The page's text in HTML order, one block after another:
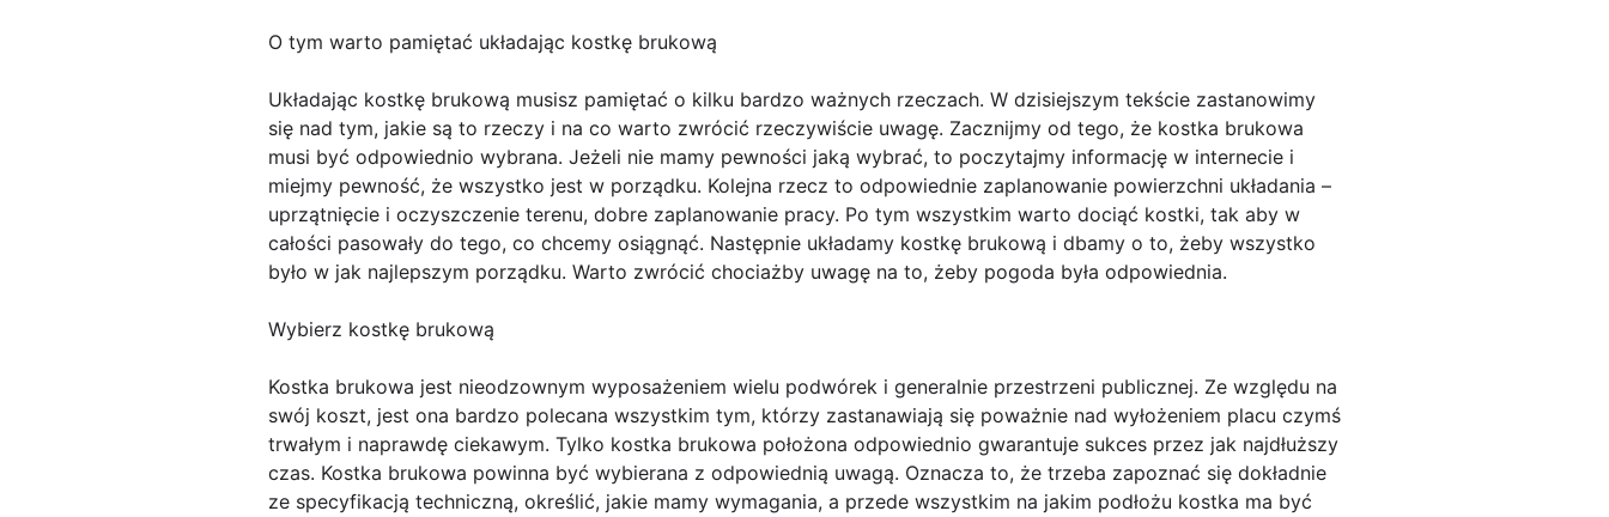
O tym warto pamiętać układając kostkę brukową
Układając kostkę brukową musisz pamiętać o kilku bardzo ważnych rzeczach. W dzisiejszym tekście zastanowimy
się nad tym, jakie są to rzeczy i na co warto zwrócić rzeczywiście uwagę. Zacznijmy od tego, że kostka brukowa
musi być odpowiednio wybrana. Jeżeli nie mamy pewności jaką wybrać, to poczytajmy informację w internecie i
miejmy pewność, że wszystko jest w porządku. Kolejna rzecz to odpowiednie zaplanowanie powierzchni układania –
uprzątnięcie i oczyszczenie terenu, dobre zaplanowanie pracy. Po tym wszystkim warto dociąć kostki, tak aby w
całości pasowały do tego, co chcemy osiągnąć. Następnie układamy kostkę brukową i dbamy o to, żeby wszystko
było w jak najlepszym porządku. Warto zwrócić chociażby uwagę na to, żeby pogoda była odpowiednia.
Wybierz kostkę brukową
Kostka brukowa jest nieodzownym wyposażeniem wielu podwórek i generalnie przestrzeni publicznej. Ze względu na
swój koszt, jest ona bardzo polecana wszystkim tym, którzy zastanawiają się poważnie nad wyłożeniem placu czymś
trwałym i naprawdę ciekawym. Tylko kostka brukowa położona odpowiednio gwarantuje sukces przez jak najdłuższy
czas. Kostka brukowa powinna być wybierana z odpowiednią uwagą. Oznacza to, że trzeba zapoznać się dokładnie
ze specyfikacją techniczną, określić, jakie mamy wymagania, a przede wszystkim na jakim podłożu kostka ma być